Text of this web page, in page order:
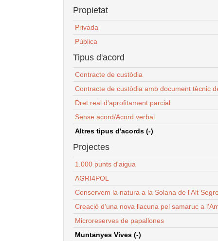
Propietat
Privada
Pública
Tipus d'acord
Contracte de custòdia
Contracte de custòdia amb document tècnic
Dret real d'aprofitament parcial
Sense acord/Acord verbal
Altres tipus d'acords (-)
Projectes
1.000 punts d'aigua
AGRI4POL
Conservem la natura a la Solana de l'Alt
Creació d'una nova llacuna pel samaruc a
Microreserves de papallones
Muntanyes Vives (-)